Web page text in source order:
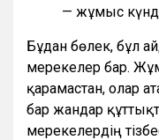
— жұмыс
Бұдан бөлек, бұл
мерекелер бар.
қарамастан, олар
бар жандар
мерекелердің